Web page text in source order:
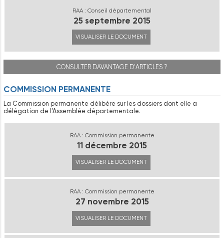
RAA : Conseil départemental
25 septembre 2015
VISUALISER LE DOCUMENT
CONSULTER DAVANTAGE D'ARTICLES ?
COMMISSION PERMANENTE
La Commission permanente délibère sur les dossiers dont elle a
délégation de l’Assemblée départementale.
RAA : Commission permanente
11 décembre 2015
VISUALISER LE DOCUMENT
RAA : Commission permanente
27 novembre 2015
VISUALISER LE DOCUMENT